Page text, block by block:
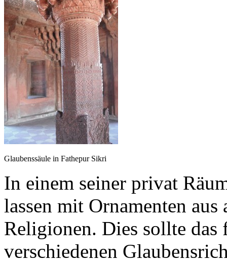
Glaubenssäule in Fathepur Sikri
In einem seiner privat
lassen mit Ornamenten
Religionen. Dies sollte
verschiedenen